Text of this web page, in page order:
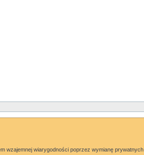
wzajemnej wiarygodności poprzez wymianę